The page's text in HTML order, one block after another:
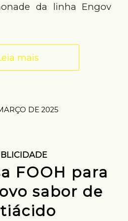
da linha Engov
mais
DE 2025
FOOH para
sabor de